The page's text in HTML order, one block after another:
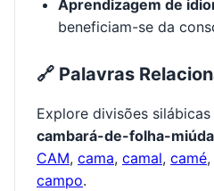
Aprendizagem de
beneficiam-se da
🔗 Palavras
Explore divisões
cambará-de-folha-miúda
CAM, cama, camal, camé,
campo.